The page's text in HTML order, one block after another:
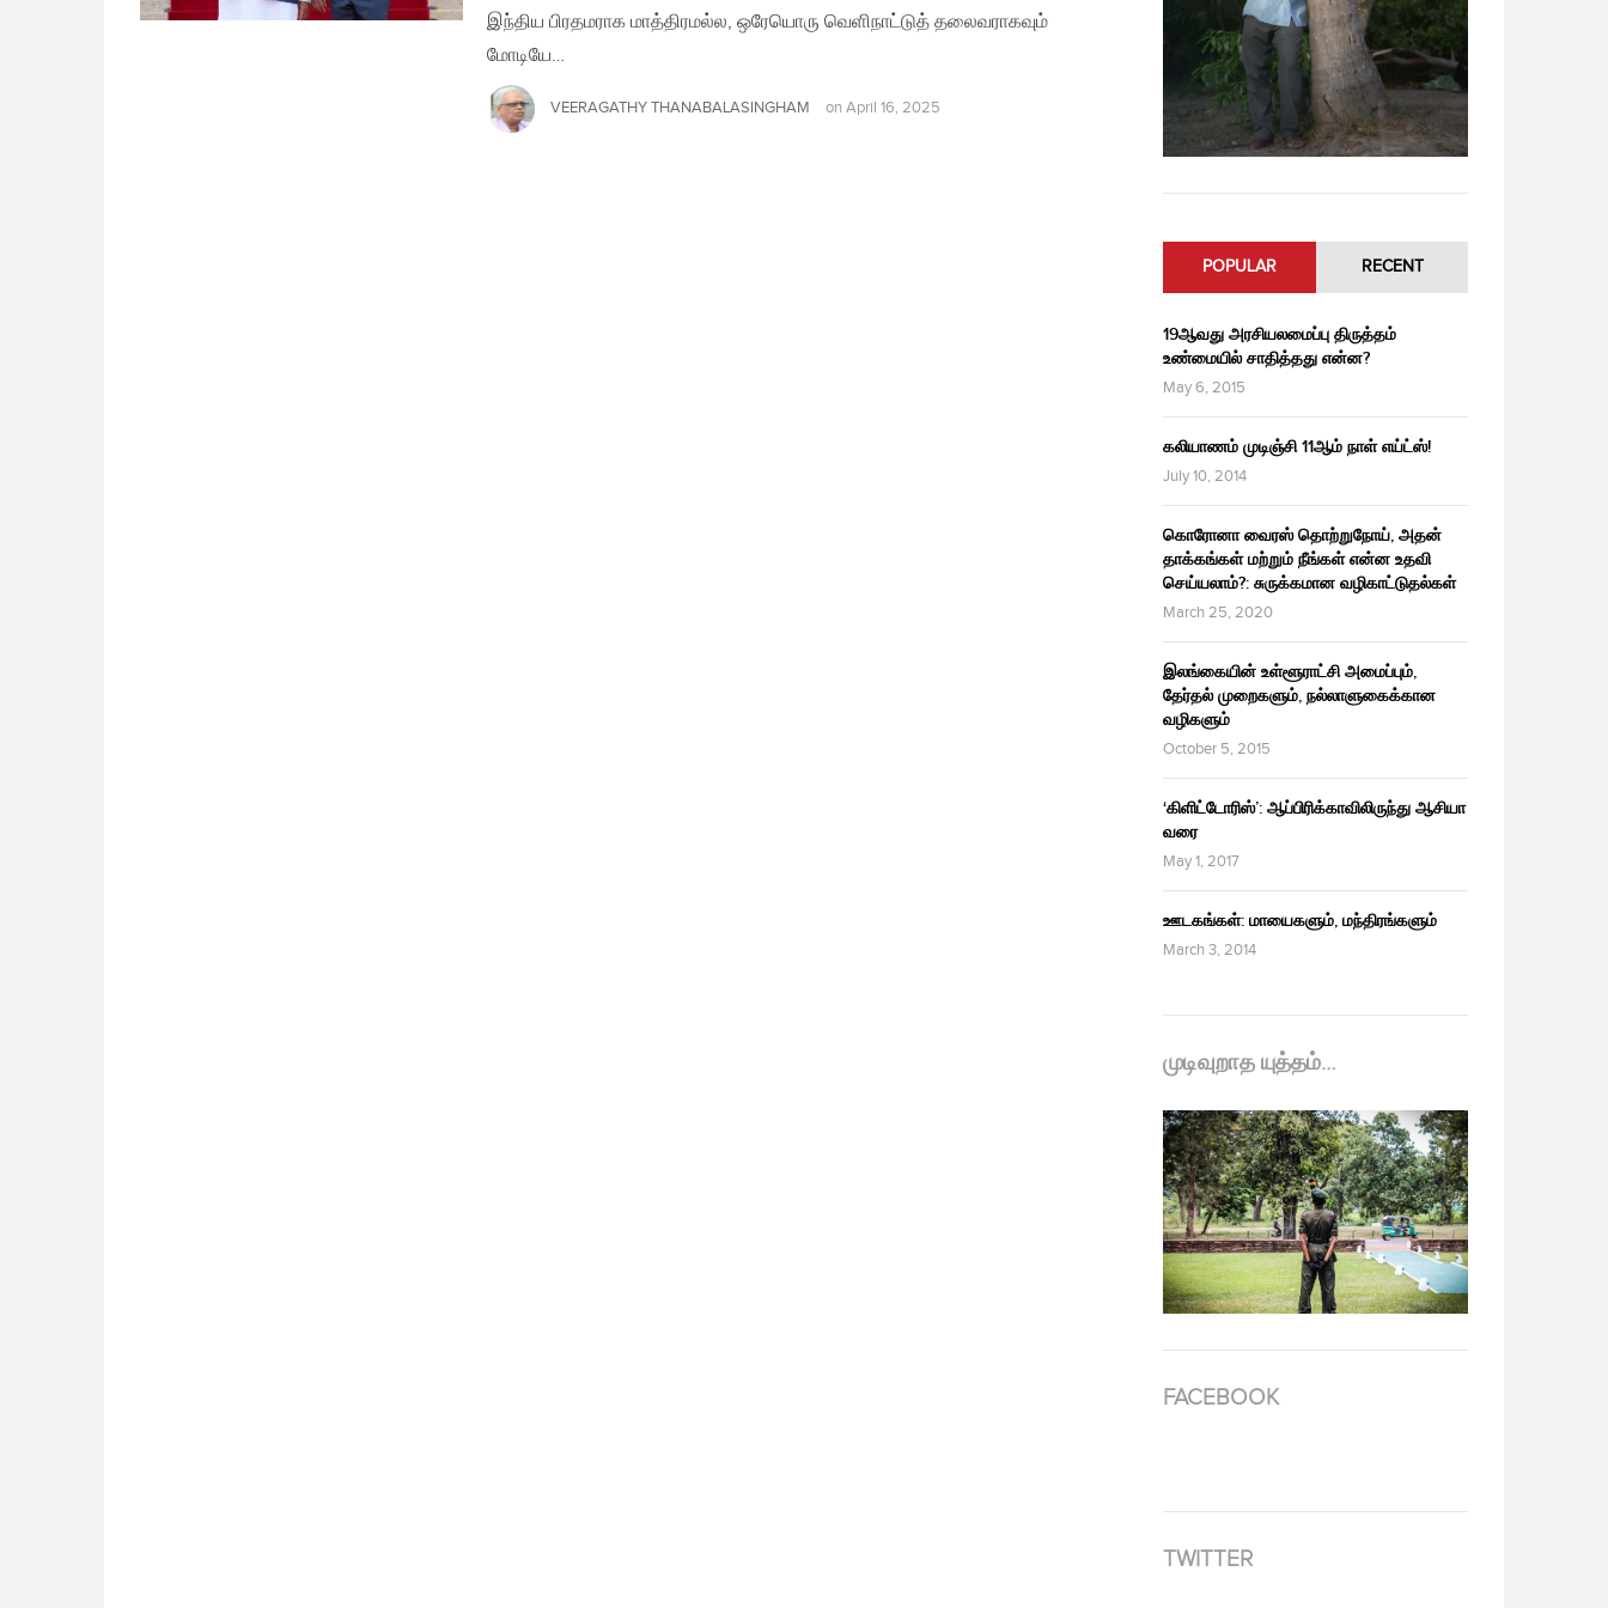
இந்திய பிரதமராக மாத்திரமல்ல, ஒரேயொரு வெளிநாட்டுத் தலைவராகவும்
மோடியே…
VEERAGATHY THANABALASINGHAM on April 16, 2025
POPULAR RECENT
19ஆவது அரசியலமைப்பு திருத்தம்
உண்மையில் சாதித்தது என்ன?
May 6, 2015
கலியாணம் முடிஞ்சி 11ஆம் நாள் எய்ட்ஸ்!
July 10, 2014
கொரோனா வைரஸ் தொற்றுநோய், அதன்
தாக்கங்கள் மற்றும் நீங்கள் என்ன உதவி
செய்யலாம்?: சுருக்கமான வழிகாட்டுதல்கள்
March 25, 2020
இலங்கையின் உள்ளூராட்சி அமைப்பும்,
தேர்தல் முறைகளும், நல்லாளுகைக்கான
வழிகளும்
October 5, 2015
‘கிளிட்டோரிஸ்’: ஆப்பிரிக்காவிலிருந்து ஆசியா
வரை
May 1, 2017
ஊடகங்கள்: மாயைகளும், மந்திரங்களும்
March 3, 2014
முடிவுறாத யுத்தம்…
FACEBOOK
TWITTER